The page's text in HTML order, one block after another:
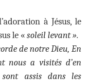
à Jésus, le
le «soleil levant ».
de notre Dieu, En
nous a visités d’en
assis dans les